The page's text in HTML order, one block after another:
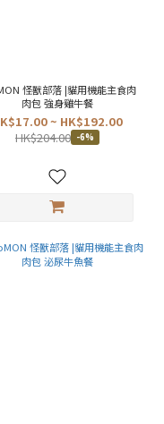
怪獸部落 |貓用機能主食肉
肉包 強身雞牛餐
~ HK$192.00
HK$204.00 -6%